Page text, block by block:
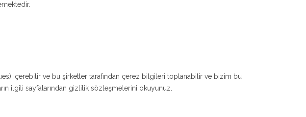
içerebilir ve bu şirketler tarafından çerez bilgileri toplanabilir ve bizim bu
ilgili sayfalarından gizlilik sözleşmelerini okuyunuz.